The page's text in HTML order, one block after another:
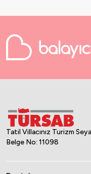
Tatil Villacınız Turizm
Belge No: 11098